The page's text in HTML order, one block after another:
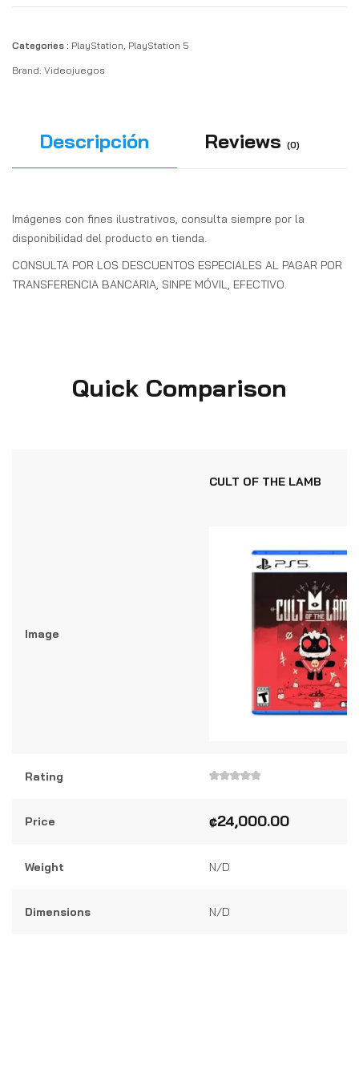
Categories : PlayStation PlayStation 5
Brand: Videojuegos
Descripción Reviews (0)
Imágenes con fines ilustrativos, consulta siempre por la
disponibilidad del producto en tienda.
CONSULTA POR LOS DESCUENTOS ESPECIALES AL PAGAR POR
TRANSFERENCIA BANCARIA, SINPE MÓVIL, EFECTIVO.
Quick Comparison
CULT OF THE LAMB
Image
Rating
de
5
Price ₡24,000.00
Weight N/D
Dimensions N/D